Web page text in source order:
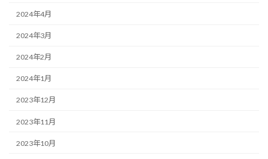
2024年4月
2024年3月
2024年2月
2024年1月
2023年12月
2023年11月
2023年10月